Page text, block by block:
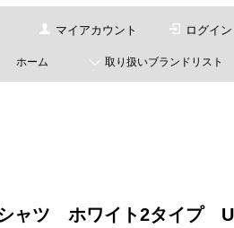
マイアカウント ログイン
ホーム 取り扱いブランドリスト
シャツ ホワイト2タイプ